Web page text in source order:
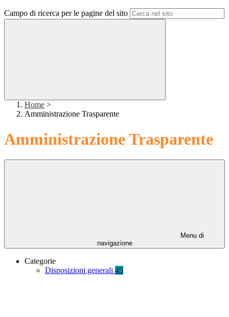
Campo di ricerca per le pagine del sito
Home >
Amministrazione Trasparente
Amministrazione Trasparente
Menu di
navigazione
Categorie
Disposizioni generali 45